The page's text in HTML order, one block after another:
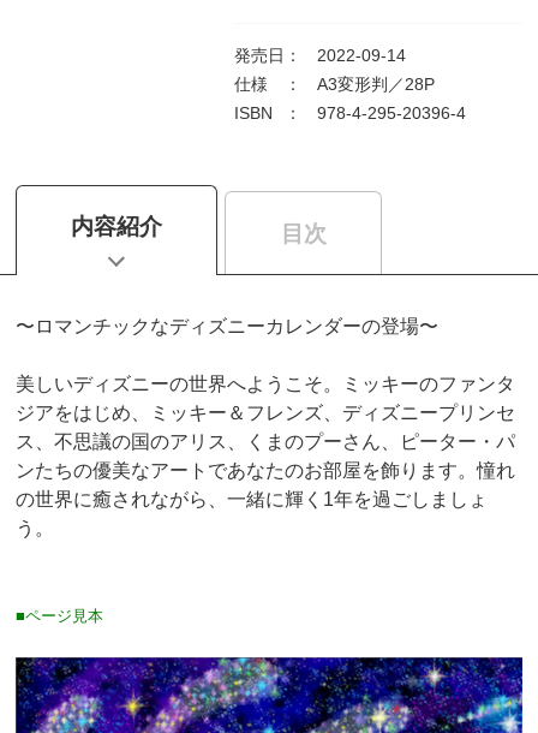
発売日 ：
2022-09-14
仕様
：
A3変形判／28P
ISBN
： 978-4-295-20396-4
内容紹介 目次
〜ロマンチックなディズニーカレンダーの登場〜
美しいディズニーの世界へようこそ。ミッキーのファンタ
ジアをはじめ、ミッキー＆フレンズ、ディズニープリンセ
ス、不思議の国のアリス、くまのプーさん、ピーター・パ
ンたちの優美なアートであなたのお部屋を飾ります。憧れ
の世界に癒されながら、一緒に輝く1年を過ごしましょ
う。
■ページ見本